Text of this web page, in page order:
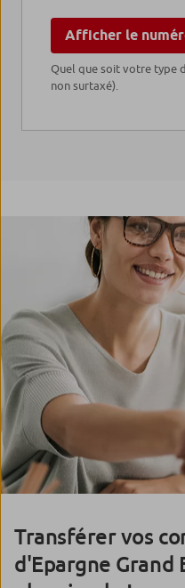
Afficher le
Quel que soit votre type
non surtaxé).
Transférer vos
d'Epargne Grand